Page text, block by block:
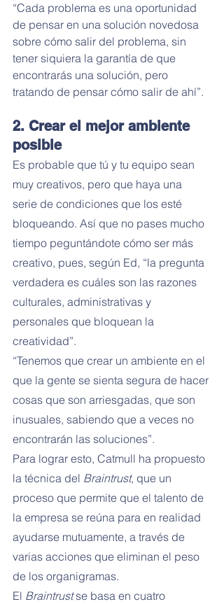
“Cada problema es una oportunidad
de pensar en una solución novedosa
sobre cómo salir del problema, sin
tener siquiera la garantía de que
encontrarás una solución, pero
tratando de pensar cómo salir de ahí”.
2. Crear el mejor ambiente
posible
Es probable que tú y tu equipo sean
muy creativos, pero que haya una
serie de condiciones que los esté
bloqueando. Así que no pases mucho
tiempo peguntándote cómo ser más
creativo, pues, según Ed, “la pregunta
verdadera es cuáles son las razones
culturales, administrativas y
personales que bloquean la
creatividad”.
“Tenemos que crear un ambiente en el
que la gente se sienta segura de hacer
cosas que son arriesgadas, que son
inusuales, sabiendo que a veces no
encontrarán las soluciones”.
Para lograr esto, Catmull ha propuesto
la técnica del Braintrust, que un
proceso que permite que el talento de
la empresa se reúna para en realidad
ayudarse mutuamente, a través de
varias acciones que eliminan el peso
de los organigramas.
El Braintrust se basa en cuatro